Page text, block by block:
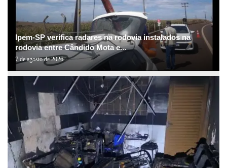
Ipem-SP verifica radares na rodovia instalados na
rodovia entre Cândido Mota e...
7 de agosto de 2026